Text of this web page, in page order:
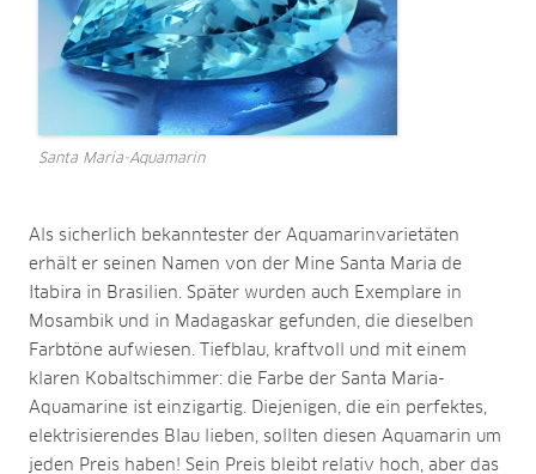
Santa Maria-Aquamarin
Als sicherlich bekanntester der Aquamarinvarietäten
erhält er seinen Namen von der Mine Santa Maria de
Itabira in Brasilien. Später wurden auch Exemplare in
Mosambik und in Madagaskar gefunden, die dieselben
Farbtöne aufwiesen. Tiefblau, kraftvoll und mit einem
klaren Kobaltschimmer: die Farbe der Santa Maria-
Aquamarine ist einzigartig. Diejenigen, die ein perfektes,
elektrisierendes Blau lieben, sollten diesen Aquamarin um
jeden Preis haben! Sein Preis bleibt relativ hoch, aber das